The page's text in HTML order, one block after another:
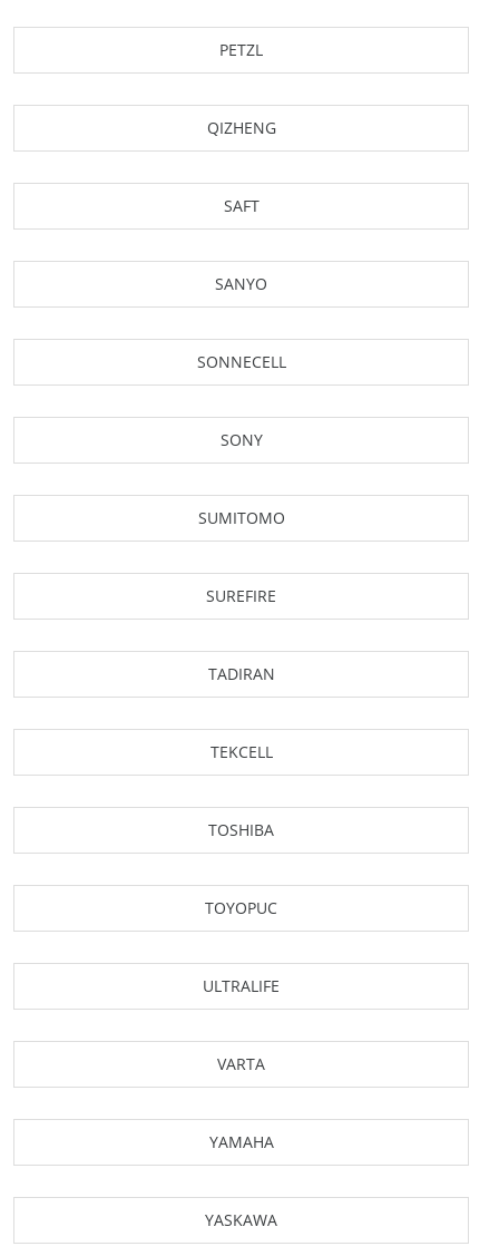
PETZL
QIZHENG
SAFT
SANYO
SONNECELL
SONY
SUMITOMO
SUREFIRE
TADIRAN
TEKCELL
TOSHIBA
TOYOPUC
ULTRALIFE
VARTA
YAMAHA
YASKAWA